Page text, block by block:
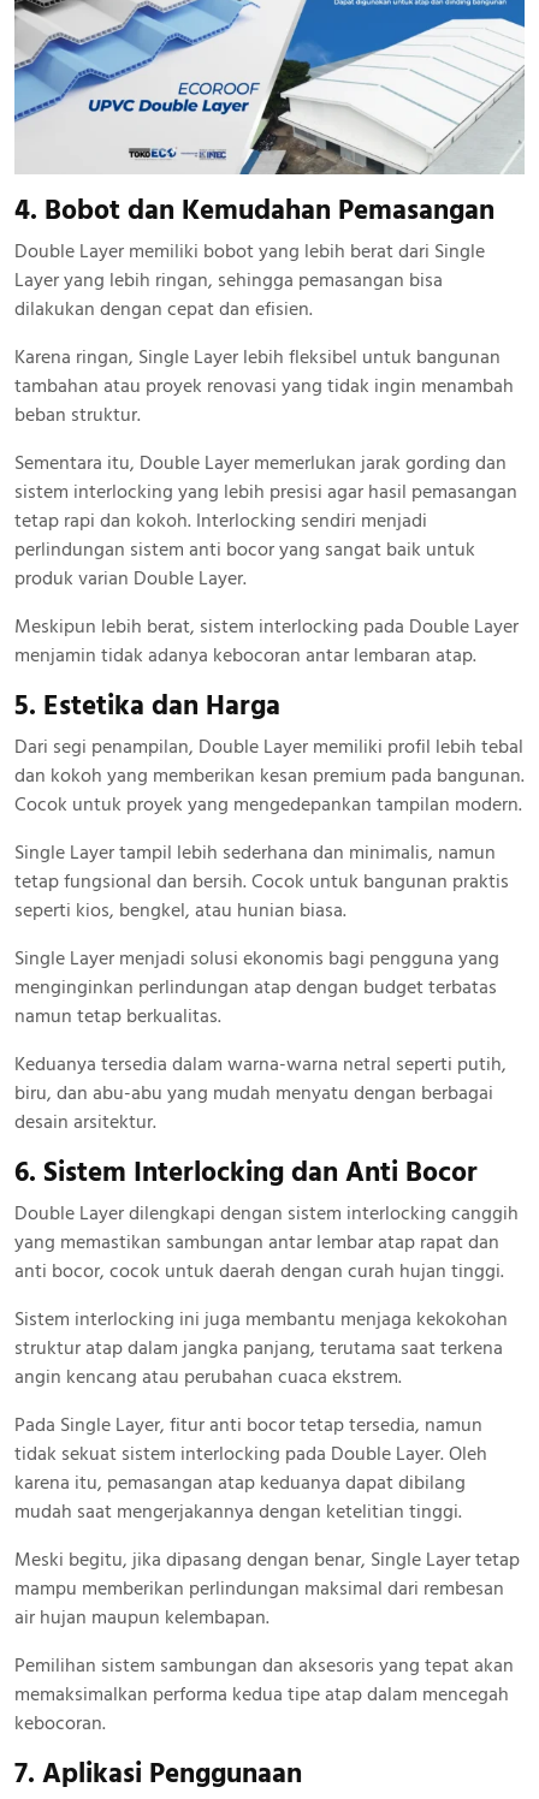
4. Bobot dan Kemudahan Pemasangan
Double Layer memiliki bobot yang lebih berat dari Single
Layer yang lebih ringan, sehingga pemasangan bisa
dilakukan dengan cepat dan efisien.
Karena ringan, Single Layer lebih fleksibel untuk bangunan
tambahan atau proyek renovasi yang tidak ingin menambah
beban struktur.
Sementara itu, Double Layer memerlukan jarak gording dan
sistem interlocking yang lebih presisi agar hasil pemasangan
tetap rapi dan kokoh. Interlocking sendiri menjadi
perlindungan sistem anti bocor yang sangat baik untuk
produk varian Double Layer.
Meskipun lebih berat, sistem interlocking pada Double Layer
menjamin tidak adanya kebocoran antar lembaran atap.
5. Estetika dan Harga
Dari segi penampilan, Double Layer memiliki profil lebih tebal
dan kokoh yang memberikan kesan premium pada bangunan.
Cocok untuk proyek yang mengedepankan tampilan modern.
Single Layer tampil lebih sederhana dan minimalis, namun
tetap fungsional dan bersih. Cocok untuk bangunan praktis
seperti kios, bengkel, atau hunian biasa.
Single Layer menjadi solusi ekonomis bagi pengguna yang
menginginkan perlindungan atap dengan budget terbatas
namun tetap berkualitas.
Keduanya tersedia dalam warna-warna netral seperti putih,
biru, dan abu-abu yang mudah menyatu dengan berbagai
desain arsitektur.
6. Sistem Interlocking dan Anti Bocor
Double Layer dilengkapi dengan sistem interlocking canggih
yang memastikan sambungan antar lembar atap rapat dan
anti bocor, cocok untuk daerah dengan curah hujan tinggi.
Sistem interlocking ini juga membantu menjaga kekokohan
struktur atap dalam jangka panjang, terutama saat terkena
angin kencang atau perubahan cuaca ekstrem.
Pada Single Layer, fitur anti bocor tetap tersedia, namun
tidak sekuat sistem interlocking pada Double Layer. Oleh
karena itu, pemasangan atap keduanya dapat dibilang
mudah saat mengerjakannya dengan ketelitian tinggi.
Meski begitu, jika dipasang dengan benar, Single Layer tetap
mampu memberikan perlindungan maksimal dari rembesan
air hujan maupun kelembapan.
Pemilihan sistem sambungan dan aksesoris yang tepat akan
memaksimalkan performa kedua tipe atap dalam mencegah
kebocoran.
7. Aplikasi Penggunaan